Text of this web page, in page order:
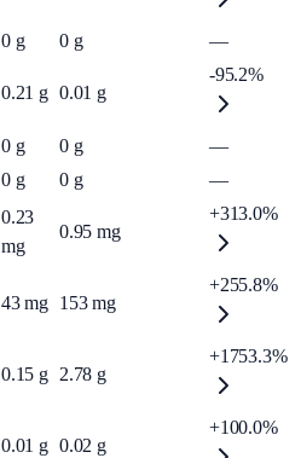
0 g 0 g —
0.21 g 0.01 g
-95.2%
0 g 0 g
—
0 g 0 g —
0.23
mg
0.95 mg
+313.0%
43 mg 153 mg
+255.8%
0.15 g 2.78 g
+1753.3%
0.01 g 0.02 g
+100.0%